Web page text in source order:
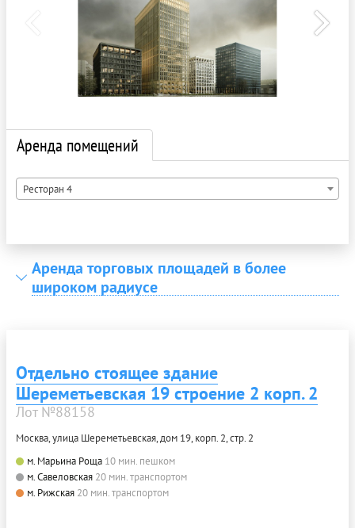
Аренда помещений
Ресторан 4
Аренда торговых площадей в более
широком радиусе
Отдельно стоящее здание
Шереметьевская 19 строение 2 корп. 2
Лот №88158
Москва, улица Шереметьевская, дом 19, корп. 2, стр. 2
м. Марьина Роща 10 мин. пешком
м. Савеловская 20 мин. транспортом
м. Рижская 20 мин. транспортом